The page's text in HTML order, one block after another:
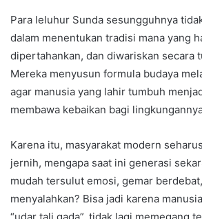
Para leluhur Sunda sesungguhnya
dalam menentukan tradisi mana yang
dipertahankan, dan diwariskan secara
Mereka menyusun formula budaya
agar manusia yang lahir tumbuh
membawa kebaikan bagi
Karena itu, masyarakat modern
jernih, mengapa saat ini generasi
mudah tersulut emosi, gemar
menyalahkan? Bisa jadi karena